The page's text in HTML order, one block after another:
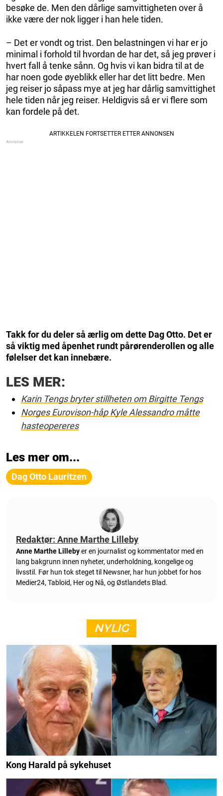
besøke de. Men den dårlige samvittigheten over å
ikke være der nok ligger i han hele tiden.
– Det er vondt og trist. Den belastningen vi har er jo
minimal i forhold til hvordan de har det, så jeg prøver i
hvert fall å tenke sånn. Og hvis vi kan bidra til at de
har noen gode øyeblikk eller har det litt bedre. Men
jeg reiser jo såpass mye at jeg har dårlig samvittighet
hele tiden når jeg reiser. Heldigvis så er vi flere som
kan fordele på det.
Takk for du deler så ærlig om dette Dag Otto. Det er
så viktig med åpenhet rundt pårørenderollen og alle
følelser det kan innebære.
LES MER:
Karin Tengs bryter stillheten om Birgitte Tengs
Norges Eurovison-håp Kyle Alessandro måtte
hasteopereres
Les mer om...
Dag Otto Lauritzen
Redaktør: Anne Marthe Lilleby
Anne Marthe Lillebyer en journalist og kommentator med en
lang bakgrunn innen nyheter, underholdning, kongelige og
livsstil. Før hun tok steget til Newsner, har hun jobbet for hos
Medier24, Tabloid, Her og Nå, og Østlandets Blad.
NYLIG
Kong Harald på sykehuset